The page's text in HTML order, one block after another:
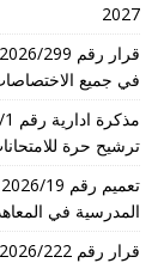
2027
في جميع الاختصاصات
ترشيح حرة للامتحانات
المدرسية في